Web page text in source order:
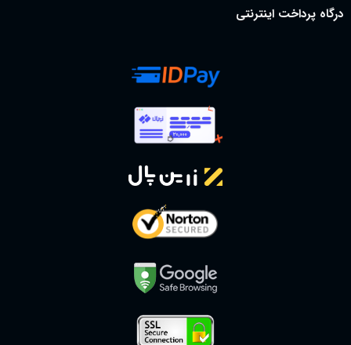
درگاه پرداخت اینترنتی